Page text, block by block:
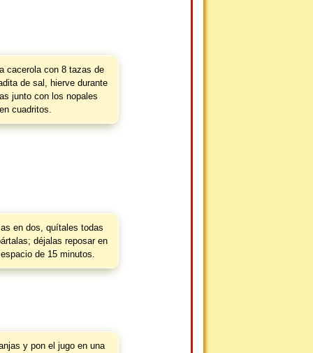
cacerola con 8 tazas de
de sal, hierve durante
junto con los nopales
cuadritos.
en dos, quítales todas
déjalas reposar en
de 15 minutos.
y pon el jugo en una